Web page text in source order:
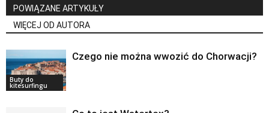
POWIĄZANE ARTYKUŁY
WIĘCEJ OD AUTORA
Buty do
kitesurfingu
Czego nie można wwozić do Chorwacji?